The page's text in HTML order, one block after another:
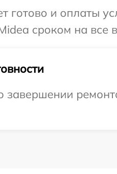
готово и оплаты
сроком на все